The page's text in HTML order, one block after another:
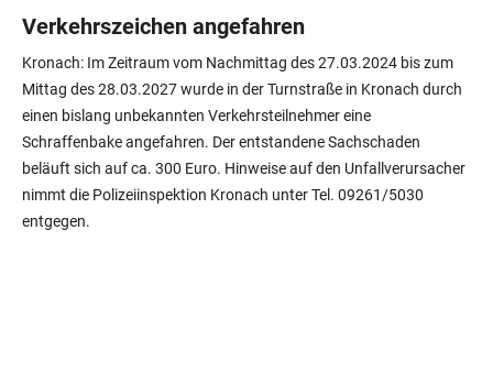
Verkehrszeichen angefahren
Kronach: Im Zeitraum vom Nachmittag des 27.03.2024 bis zum
Mittag des 28.03.2027 wurde in der Turnstraße in Kronach durch
einen bislang unbekannten Verkehrsteilnehmer eine
Schraffenbake angefahren. Der entstandene Sachschaden
beläuft sich auf ca. 300 Euro. Hinweise auf den Unfallverursacher
nimmt die Polizeiinspektion Kronach unter Tel. 09261/5030
entgegen.